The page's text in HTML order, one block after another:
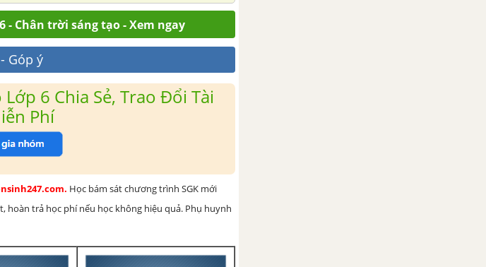
- Chân trời sáng tạo - Xem ngay
Góp ý
6 Chia Sẻ, Trao Đổi Tài
Phí
Học bám sát chương trình SGK mới
hoàn trả học phí nếu học không hiệu quả. Phụ huynh